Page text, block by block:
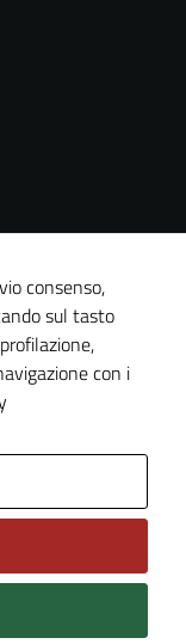
consenso,
sul tasto
con i